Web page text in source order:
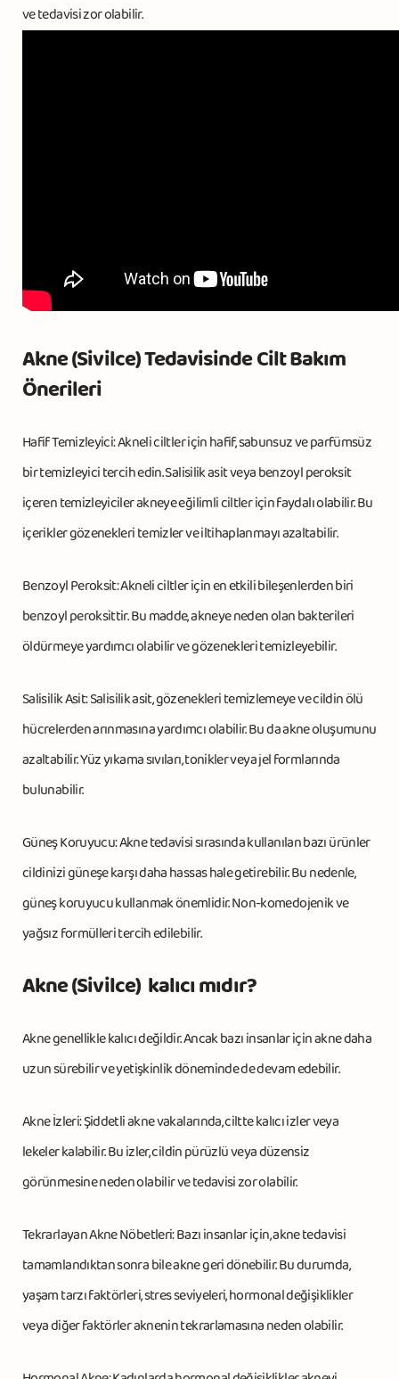
ve tedavisi zor olabilir.
Akne (Sivilce) Tedavisinde Cilt Bakım
Önerileri
Hafif Temizleyici: Akneli ciltler için hafif, sabunsuz ve parfümsüz
bir temizleyici tercih edin. Salisilik asit veya benzoyl peroksit
içeren temizleyiciler akneye eğilimli ciltler için faydalı olabilir. Bu
içerikler gözenekleri temizler ve iltihaplanmayı azaltabilir.
Benzoyl Peroksit: Akneli ciltler için en etkili bileşenlerden biri
benzoyl peroksittir. Bu madde, akneye neden olan bakterileri
öldürmeye yardımcı olabilir ve gözenekleri temizleyebilir.
Salisilik Asit: Salisilik asit, gözenekleri temizlemeye ve cildin ölü
hücrelerden arınmasına yardımcı olabilir. Bu da akne oluşumunu
azaltabilir. Yüz yıkama sıvıları, tonikler veya jel formlarında
bulunabilir.
Güneş Koruyucu: Akne tedavisi sırasında kullanılan bazı ürünler
cildinizi güneşe karşı daha hassas hale getirebilir. Bu nedenle,
güneş koruyucu kullanmak önemlidir. Non-komedojenik ve
yağsız formülleri tercih edilebilir.
Akne (Sivilce) kalıcı mıdır?
Akne genellikle kalıcı değildir. Ancak bazı insanlar için akne daha
uzun sürebilir ve yetişkinlik döneminde de devam edebilir.
Akne İzleri: Şiddetli akne vakalarında, ciltte kalıcı izler veya
lekeler kalabilir. Bu izler, cildin pürüzlü veya düzensiz
görünmesine neden olabilir ve tedavisi zor olabilir.
Tekrarlayan Akne Nöbetleri: Bazı insanlar için, akne tedavisi
tamamlandıktan sonra bile akne geri dönebilir. Bu durumda,
yaşam tarzı faktörleri, stres seviyeleri, hormonal değişiklikler
veya diğer faktörler aknenin tekrarlamasına neden olabilir.